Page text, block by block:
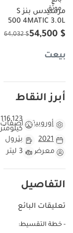
مرسيدس بنز S
500 4MATIC 3.0L
$ 54,500
$ 64,032
بيعت
أبرز النقاط
أوروبيةمواصفات
116,123
كيلومتر
2021
بترول
معرض
3 ليتر
التفاصيل
تعليقات البائع
- خطة التقسيط: